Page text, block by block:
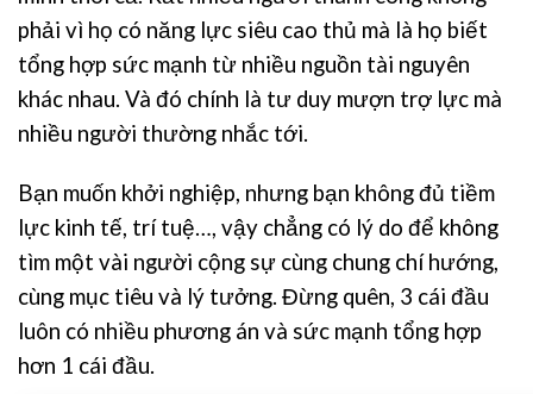
phải vì họ có năng lực siêu cao thủ mà là họ biết
tổng hợp sức mạnh từ nhiều nguồn tài nguyên
khác nhau. Và đó chính là tư duy mượn trợ lực mà
nhiều người thường nhắc tới.
Bạn muốn khởi nghiệp, nhưng bạn không đủ tiềm
lực kinh tế, trí tuệ…, vậy chẳng có lý do để không
tìm một vài người cộng sự cùng chung chí hướng,
cùng mục tiêu và lý tưởng. Đừng quên, 3 cái đầu
luôn có nhiều phương án và sức mạnh tổng hợp
hơn 1 cái đầu.